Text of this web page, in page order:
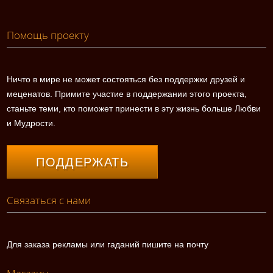
Помощь проекту
Ничто в мире не может состояться без поддержки друзей и
меценатов. Примите участие в поддержании этого проекта,
станьте теми, кто поможет принести в эту жизнь больше Любви
и Мудрости.
ПОДДЕРЖАТЬ
Связаться с нами
Для заказа рекламы или гаданий пишите на почту